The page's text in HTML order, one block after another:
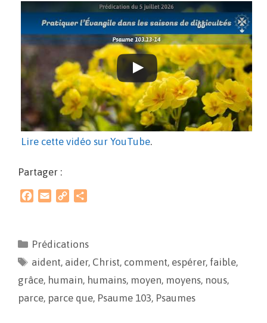
Lire cette vidéo sur YouTube.
Partager :
b
o
l
L
i
a
g
e
Prédications
aident, aider, Christ, comment, espérer, faible,
grâce, humain, humains, moyen, moyens, nous,
parce, parce que, Psaume 103, Psaumes